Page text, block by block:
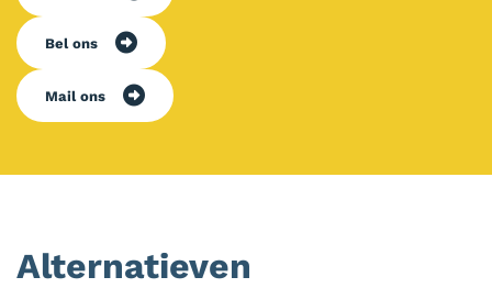
Bel ons
Mail ons
Alternatieven